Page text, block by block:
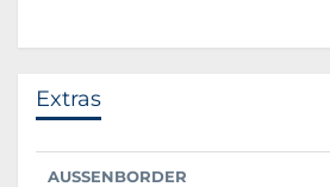
Extras
AUSSENBORDER